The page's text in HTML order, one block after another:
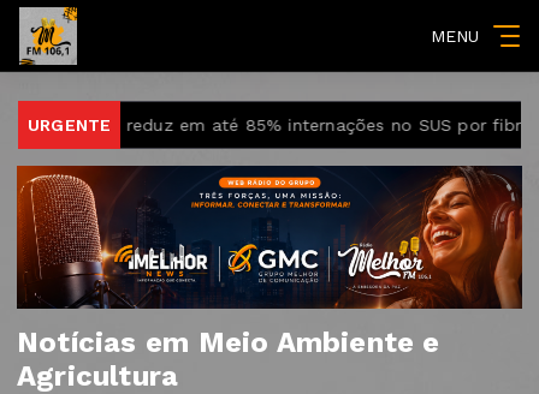
MENU
URGENTE
reduz em até 85% internações no SUS por fibrose
Notícias em Meio Ambiente e
Agricultura